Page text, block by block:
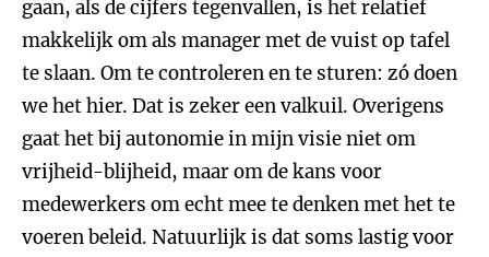
gaan, als de cijfers tegenvallen, is het relatief
makkelijk om als manager met de vuist op tafel
te slaan. Om te controleren en te sturen: zó doen
we het hier. Dat is zeker een valkuil. Overigens
gaat het bij autonomie in mijn visie niet om
vrijheid-blijheid, maar om de kans voor
medewerkers om echt mee te denken met het te
voeren beleid. Natuurlijk is dat soms lastig voor